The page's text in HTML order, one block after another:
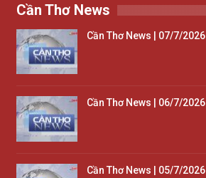
Cần Thơ News
Cần Thơ News | 07/7/2026
Cần Thơ News | 06/7/2026
Cần Thơ News | 05/7/2026